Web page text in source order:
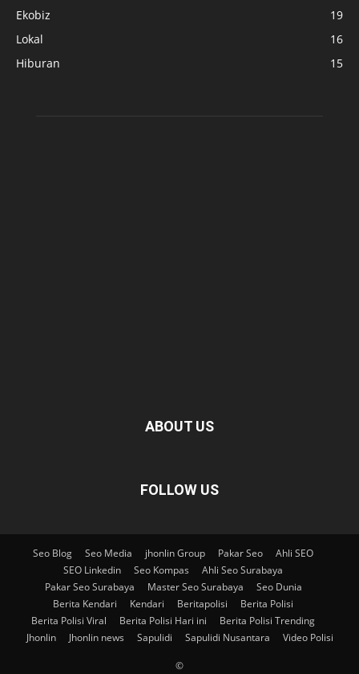
Ekobiz
19
Lokal
16
Hiburan
15
ABOUT US
FOLLOW US
Seo Blog Seo Media jhonlin Group Pakar Seo
Ahli SEO
SEO Linkedin
Seo Kompas
Ahli Seo Surabaya
Pakar Seo Surabaya
Master Seo Surabaya
Seo Dunia
Berita Kendari
Kendari Beritapolisi
Berita Polisi
Berita Polisi Viral
Berita Polisi Hari ini
Berita Polisi Trending
Jhonlin
Jhonlin news Sapulidi Sapulidi Nusantara Video Polisi
©